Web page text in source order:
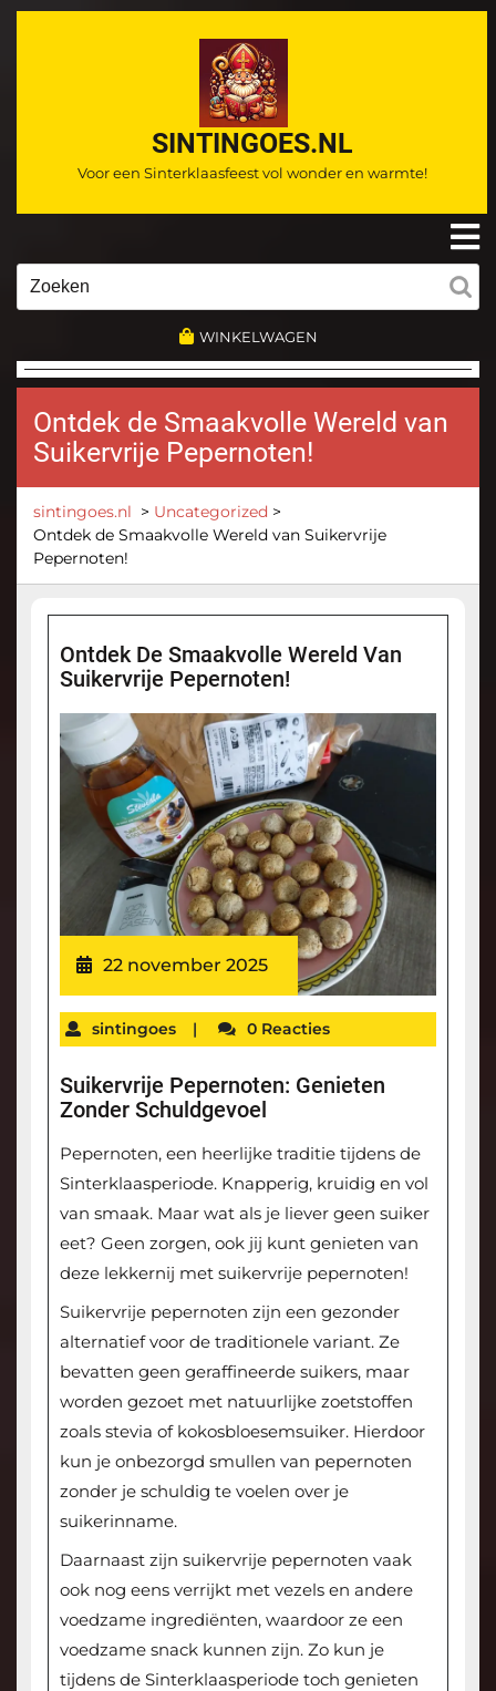
Ga
SINTINGOES.NL
Voor een Sinterklaasfeest vol wonder en warmte!
WINKELWAGEN
Ontdek de Smaakvolle Wereld van
Suikervrije Pepernoten!
sintingoes.nl > Uncategorized >
Ontdek de Smaakvolle Wereld van Suikervrije
Pepernoten!
Ontdek De Smaakvolle Wereld Van
Suikervrije Pepernoten!
22 november 2025
sintingoes | 0 Reacties
Suikervrije Pepernoten: Genieten
Zonder Schuldgevoel
Pepernoten, een heerlijke traditie tijdens de
Sinterklaasperiode. Knapperig, kruidig en vol
van smaak. Maar wat als je liever geen suiker
eet? Geen zorgen, ook jij kunt genieten van
deze lekkernij met suikervrije pepernoten!
Suikervrije pepernoten zijn een gezonder
alternatief voor de traditionele variant. Ze
bevatten geen geraffineerde suikers, maar
worden gezoet met natuurlijke zoetstoffen
zoals stevia of kokosbloesemsuiker. Hierdoor
kun je onbezorgd smullen van pepernoten
zonder je schuldig te voelen over je
suikerinname.
Daarnaast zijn suikervrije pepernoten vaak
ook nog eens verrijkt met vezels en andere
voedzame ingrediënten, waardoor ze een
voedzame snack kunnen zijn. Zo kun je
tijdens de Sinterklaasperiode toch genieten